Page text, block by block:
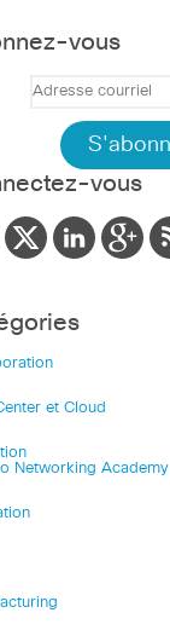
vous
vous
et Cloud
Networking Academy